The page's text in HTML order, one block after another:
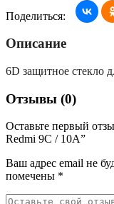
Поделиться:
Описание
6D защитное стекло
Отзывы (0)
Оставьте первый
Redmi 9C / 10A”
Ваш адрес email не
помечены *